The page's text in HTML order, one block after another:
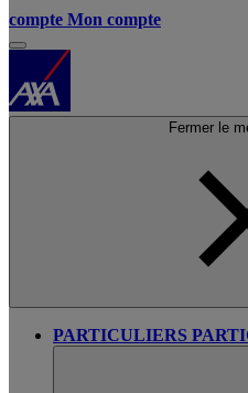
compte Mon compte
Fermer le
PARTICULIERS